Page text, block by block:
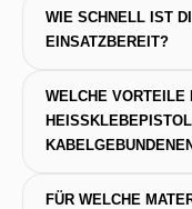
WIE SCHNELL IST
INSATZBEREIT?
WELCHE VORTEILE
ABELGEBUNDENEN
FÜR WELCHE